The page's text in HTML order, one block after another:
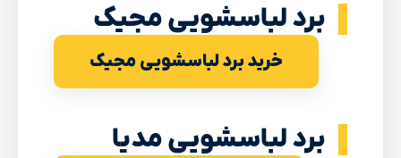
برد لباسشویی مجیک
خرید برد لباسشویی مجیک
برد لباسشویی مدیا